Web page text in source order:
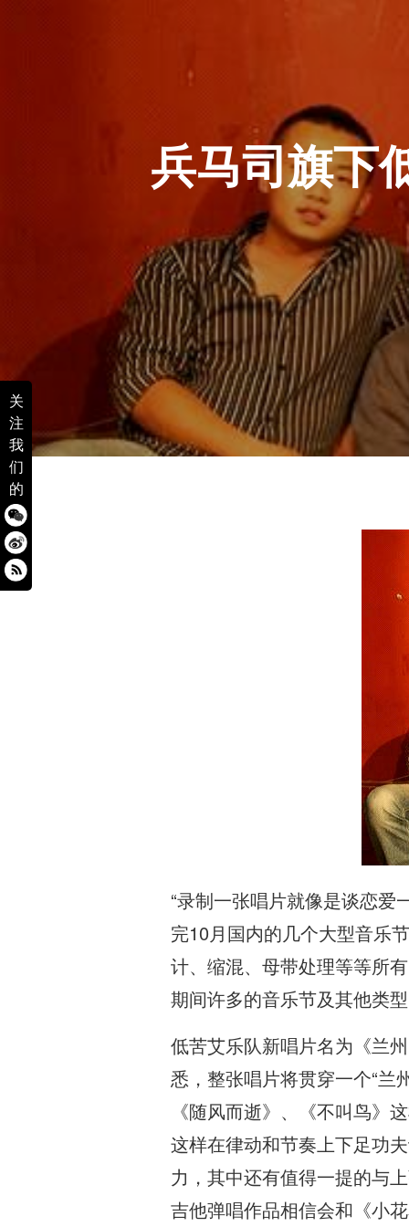
关
注
我
们
的
兵马司旗下
“录制一张唱片就像是谈恋爱
完10月国内的几个大型音乐
计、缩混、母带处理等等所
期间许多的音乐节及其他类
低苦艾乐队新唱片名为《兰
悉，整张唱片将贯穿一个“兰
《随风而逝》、《不叫鸟》
这样在律动和节奏上下足功
力，其中还有值得一提的与
吉他弹唱作品相信会和《小